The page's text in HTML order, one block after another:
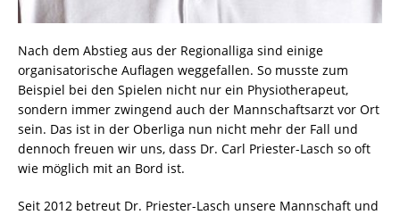
Nach dem Abstieg aus der Regionalliga sind einige
organisatorische Auflagen weggefallen. So musste zum
Beispiel bei den Spielen nicht nur ein Physiotherapeut,
sondern immer zwingend auch der Mannschaftsarzt vor Ort
sein. Das ist in der Oberliga nun nicht mehr der Fall und
dennoch freuen wir uns, dass Dr. Carl Priester-Lasch so oft
wie möglich mit an Bord ist.
Seit 2012 betreut Dr. Priester-Lasch unsere Mannschaft und